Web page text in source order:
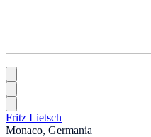
Fritz Lietsch
Monaco, Germania